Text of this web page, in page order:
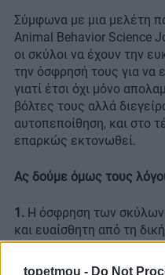
topetmou - Do Not
Σύμφωνα με μια μελέτη
Animal Behavior Science
οι σκύλοι να έχουν την
την όσφρησή τους για να
γιατί έτσι όχι μόνο
βόλτες τους αλλά
αυτοπεποίθηση, και στο
επαρκώς εκτονωθεί.
Ας δούμε όμως τους
1. Η όσφρηση των σκύλων
και ευαίσθητη από τη
καλύτερα την
δώσουμε ένα